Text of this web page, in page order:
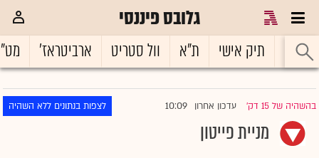
גלובס פיננסי
ראשי תיק אישי ת"א וול סטריט ארביטראז'
בהשהיה של 15 דק' |עדכון אחרון 10:09 לצפות בנתונים ללא השהיה
מניית פייטון